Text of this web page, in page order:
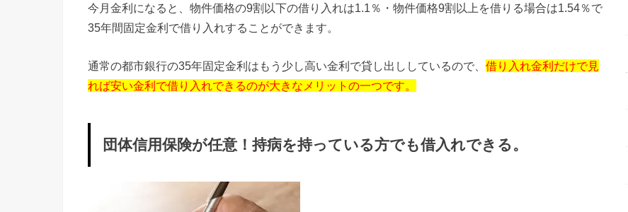
今月金利になると、物件価格の9割以下の借り入れは1.1％・物件価格9割以上を借りる場合は1.54％で
35年間固定金利で借り入れすることができます。
通常の都市銀行の35年固定金利はもう少し高い金利で貸し出ししているので、 借り入れ金利だけで見
れば安い金利で借り入れできるのが大きなメリットの一つです。
団体信用保険が任意！持病を持っている方でも借入れできる。